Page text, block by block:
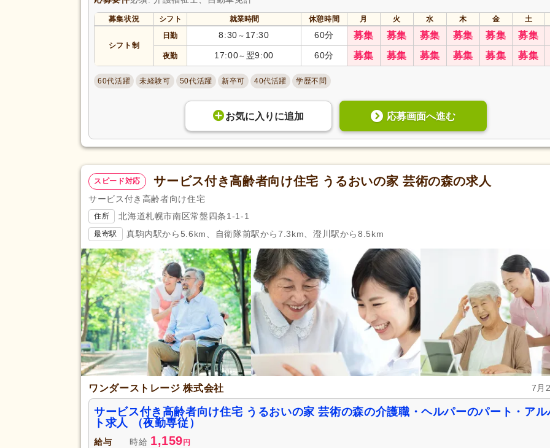
募集状況 シフト 就業時間 休憩時間 月 火 水 木 金 土
シフト制
日勤 8:30 ～ 17:30 60分 募集 募集 募集 募集 募集 募集
夜勤 17:00～ 翌9:00 60分 募集 募集 募集 募集 募集 募集
60代活躍 未経験可 50代活躍 新卒可 40代活躍 学歴不問
お気に入り に追加 応募画面へ進む
スピード対応 サービス付き高齢者向け住宅 うるおいの家 芸術の森の求人
サービス付き高齢者向け住宅
住所 北海道札幌市南区常盤四条1-1-1
最寄駅 真駒内駅から5.6km、自衛隊前駅から7.3km、澄川駅から8.5km
ワンダーストレージ 株式会社 7月
サービス付き高齢者向け住宅 うるおいの家 芸術の森の介護職・ヘルパーのパート・アル
ト求人 （夜勤専従）
給与 時給 1,159円